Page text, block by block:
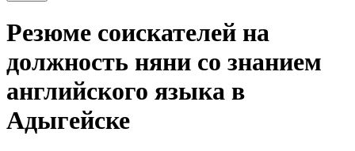
Резюме соискателей на
должность няни со знанием
английского языка в
Адыгейске